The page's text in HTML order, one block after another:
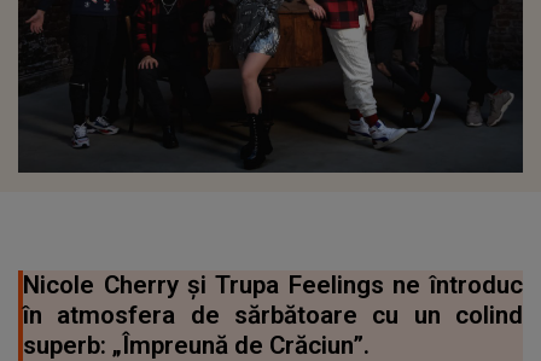
Nicole Cherry şi Trupa Feelings ne întroduc
în atmosfera de sărbătoare cu un colind
superb: „Împreună de Crăciun”.